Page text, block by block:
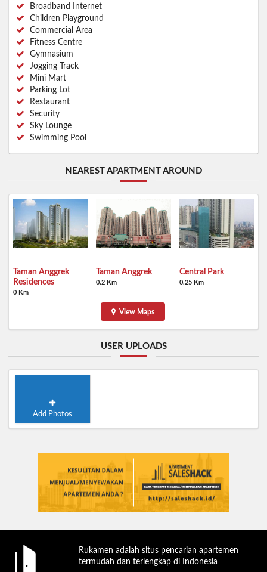
Broadband Internet
Children Playground
Commercial Area
Fitness Centre
Gymnasium
Jogging Track
Mini Mart
Parking Lot
Restaurant
Security
Sky Lounge
Swimming Pool
NEAREST APARTMENT AROUND
Taman Anggrek
Residences
0 Km
Taman Anggrek
0.2 Km
Central Park
0.25 Km
View Maps
USER UPLOADS
Add Photos
Rukamen adalah situs pencarian apartemen
termudah dan terlengkap di Indonesia